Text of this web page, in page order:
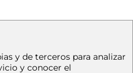
y de terceros para analizar
y conocer el